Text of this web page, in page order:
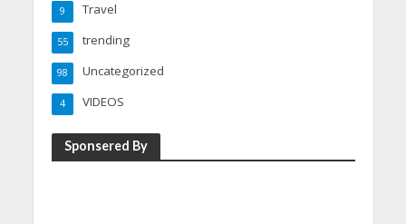
Travel
9
trending
55
Uncategorized
98
VIDEOS
4
Sponsered By